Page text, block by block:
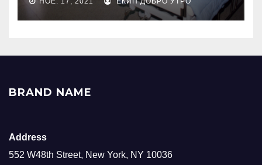
BRAND NAME
Address
552 W48th Street, New York, NY 10036